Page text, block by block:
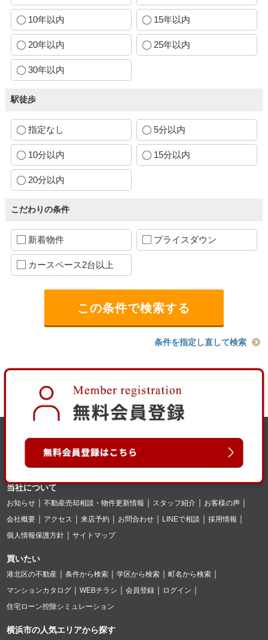
10年以内 15年以内
20年以内 25年以内
30年以内
駅徒歩
指定なし 5分以内
10分以内 15分以内
20分以内
こだわりの条件
新着物件 プライスダウン
カースペース2台以上
条件を指定し直して検索
当社について
お知らせ 不動産売却相談・物件更新情報 スタッフ紹介
お客様の声
会社概要
アクセス 来店予約 お問合わせ LINEで相談
採用情報
個人情報保護方針
サイトマップ
買いたい
港北区の不動産 条件から検索 学区から検索
町名から検索
マンションカタログ
WEBチラシ 会員登録
ログイン
住宅ローン控除シミュレーション
横浜市の人気エリアから探す